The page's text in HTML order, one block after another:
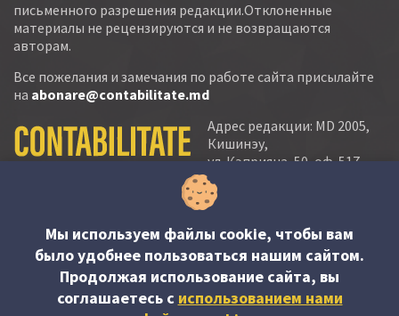
письменного разрешения редакции.Отклоненные
материалы не рецензируются и не возвращаются
авторам.
Все пожелания и замечания по работе сайта присылайте
на abonare@contabilitate.md
Адрес редакции: MD 2005,
Кишинэу,
ул. Кэприяна, 50, оф. 517-
518
тел.:
тел./факс: (+373 22) 22 53 90
e-mail:
abonare@contabilitate.md
newsletter:
Мы используем файлы cookie, чтобы вам
было удобнее пользоваться нашим сайтом.
Продолжая использование сайта, вы
соглашаетесь c использованием нами